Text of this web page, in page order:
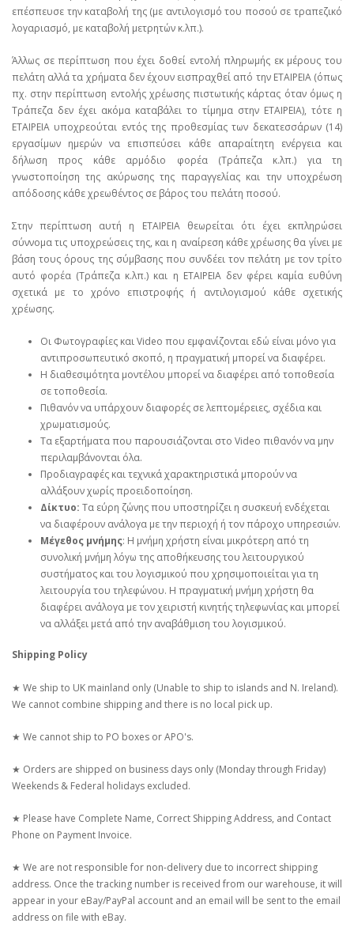
επέσπευσε την καταβολή της (με αντιλογισμό του ποσού σε τραπεζικό
λογαριασμό, με καταβολή μετρητών κ.λπ.).
Άλλως σε περίπτωση που έχει δοθεί εντολή πληρωμής εκ μέρους του
πελάτη αλλά τα χρήματα δεν έχουν εισπραχθεί από την ΕΤΑΙΡΕΙΑ (όπως
πχ. στην περίπτωση εντολής χρέωσης πιστωτικής κάρτας όταν όμως η
Τράπεζα δεν έχει ακόμα καταβάλει το τίμημα στην ΕΤΑΙΡΕΙΑ), τότε η
ΕΤΑΙΡΕΙΑ υποχρεούται εντός της προθεσμίας των δεκατεσσάρων (14)
εργασίμων ημερών να επισπεύσει κάθε απαραίτητη ενέργεια και
δήλωση προς κάθε αρμόδιο φορέα (Τράπεζα κ.λπ.) για τη
γνωστοποίηση της ακύρωσης της παραγγελίας και την υποχρέωση
απόδοσης κάθε χρεωθέντος σε βάρος του πελάτη ποσού.
Στην περίπτωση αυτή η ΕΤΑΙΡΕΙΑ θεωρείται ότι έχει εκπληρώσει
σύννομα τις υποχρεώσεις της, και η αναίρεση κάθε χρέωσης θα γίνει με
βάση τους όρους της σύμβασης που συνδέει τον πελάτη με τον τρίτο
αυτό φορέα (Τράπεζα κ.λπ.) και η ΕΤΑΙΡΕΙΑ δεν φέρει καμία ευθύνη
σχετικά με το χρόνο επιστροφής ή αντιλογισμού κάθε σχετικής
χρέωσης.
Οι Φωτογραφίες και Video που εμφανίζονται εδώ είναι μόνο για
αντιπροσωπευτικό σκοπό, η πραγματική μπορεί να διαφέρει.
Η διαθεσιμότητα μοντέλου μπορεί να διαφέρει από τοποθεσία
σε τοποθεσία.
Πιθανόν να υπάρχουν διαφορές σε λεπτομέρειες, σχέδια και
χρωματισμούς.
Τα εξαρτήματα που παρουσιάζονται στο Video πιθανόν να μην
περιλαμβάνονται όλα.
Προδιαγραφές και τεχνικά χαρακτηριστικά μπορούν να
αλλάξουν χωρίς προειδοποίηση.
Δίκτυο: Τα εύρη ζώνης που υποστηρίζει η συσκευή ενδέχεται
να διαφέρουν ανάλογα με την περιοχή ή τον πάροχο υπηρεσιών.
Μέγεθος μνήμης: Η μνήμη χρήστη είναι μικρότερη από τη
συνολική μνήμη λόγω της αποθήκευσης του λειτουργικού
συστήματος και του λογισμικού που χρησιμοποιείται για τη
λειτουργία του τηλεφώνου. Η πραγματική μνήμη χρήστη θα
διαφέρει ανάλογα με τον χειριστή κινητής τηλεφωνίας και μπορεί
να αλλάξει μετά από την αναβάθμιση του λογισμικού.
Shipping Policy
★ We ship to UK mainland only (Unable to ship to islands and N. Ireland).
We cannot combine shipping and there is no local pick up.
★ We cannot ship to PO boxes or APO's.
★ Orders are shipped on business days only (Monday through Friday)
Weekends & Federal holidays excluded.
★ Please have Complete Name, Correct Shipping Address, and Contact
Phone on Payment Invoice.
★ We are not responsible for non-delivery due to incorrect shipping
address. Once the tracking number is received from our warehouse, it will
appear in your eBay/PayPal account and an email will be sent to the email
address on file with eBay.